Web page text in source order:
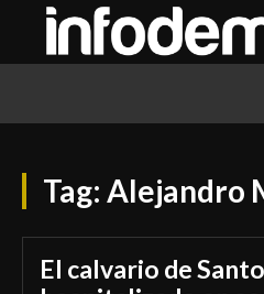
Tag: Alejandro
El calvario de